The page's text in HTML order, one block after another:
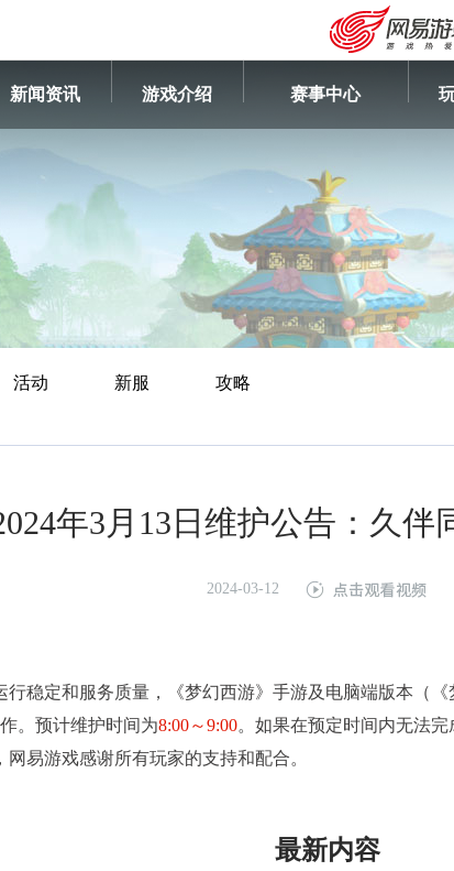
新闻资讯 游戏介绍 赛事中心
活动 新服 攻略
年3月13日维护公告：久伴
2024-03-12
行稳定和服务质量，《梦幻西游》手游及电脑端版本（
。预计维护时间为8:00～9:00。如果在预定时间内无法
易游戏感谢所有玩家的支持和配合。
最新内容